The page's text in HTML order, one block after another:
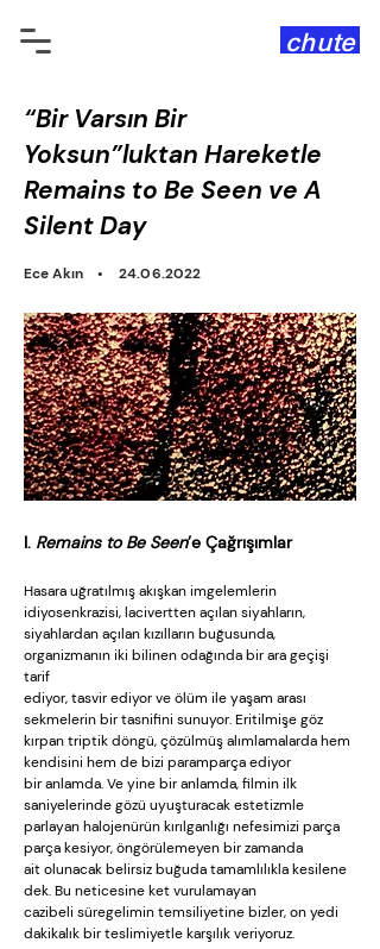
chute
“Bir Varsın Bir
Yoksun”luktan Hareketle
Remains to Be Seen ve A
Silent Day
Ece Akın •24.06.2022
I. Remains to Be Seen’e Çağrışımlar
Hasara uğratılmış akışkan imgelemlerin
idiyosenkrazisi, lacivertten açılan siyahların,
siyahlardan açılan kızılların buğusunda,
organizmanın iki bilinen odağında bir ara geçişi
tarif
ediyor, tasvir ediyor ve ölüm ile yaşam arası
sekmelerin bir tasnifini sunuyor. Eritilmişe göz
kırpan triptik döngü, çözülmüş alımlamalarda hem
kendisini hem de bizi paramparça ediyor
bir anlamda. Ve yine bir anlamda, filmin ilk
saniyelerinde gözü uyuşturacak estetizmle
parlayan halojenürün kırılganlığı nefesimizi parça
parça kesiyor, öngörülemeyen bir zamanda
ait olunacak belirsiz buğuda tamamlılıkla kesilene
dek. Bu neticesine ket vurulamayan
cazibeli süregelimin temsiliyetine bizler, on yedi
dakikalık bir teslimiyetle karşılık veriyoruz.